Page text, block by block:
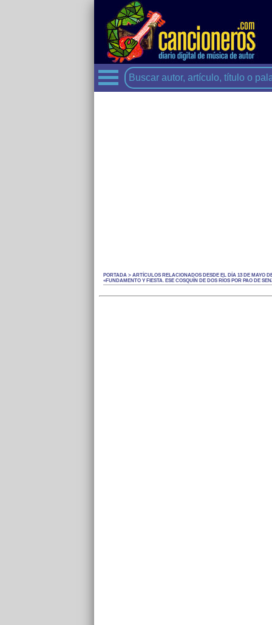
PORTADA > ARTÍCULOS RELACIONADOS DESDE EL DÍA 13 DE MAYO
«FUNDAMENTO Y FIESTA. ESE COSQUÍN DE DOS RÍOS POR PAO DE